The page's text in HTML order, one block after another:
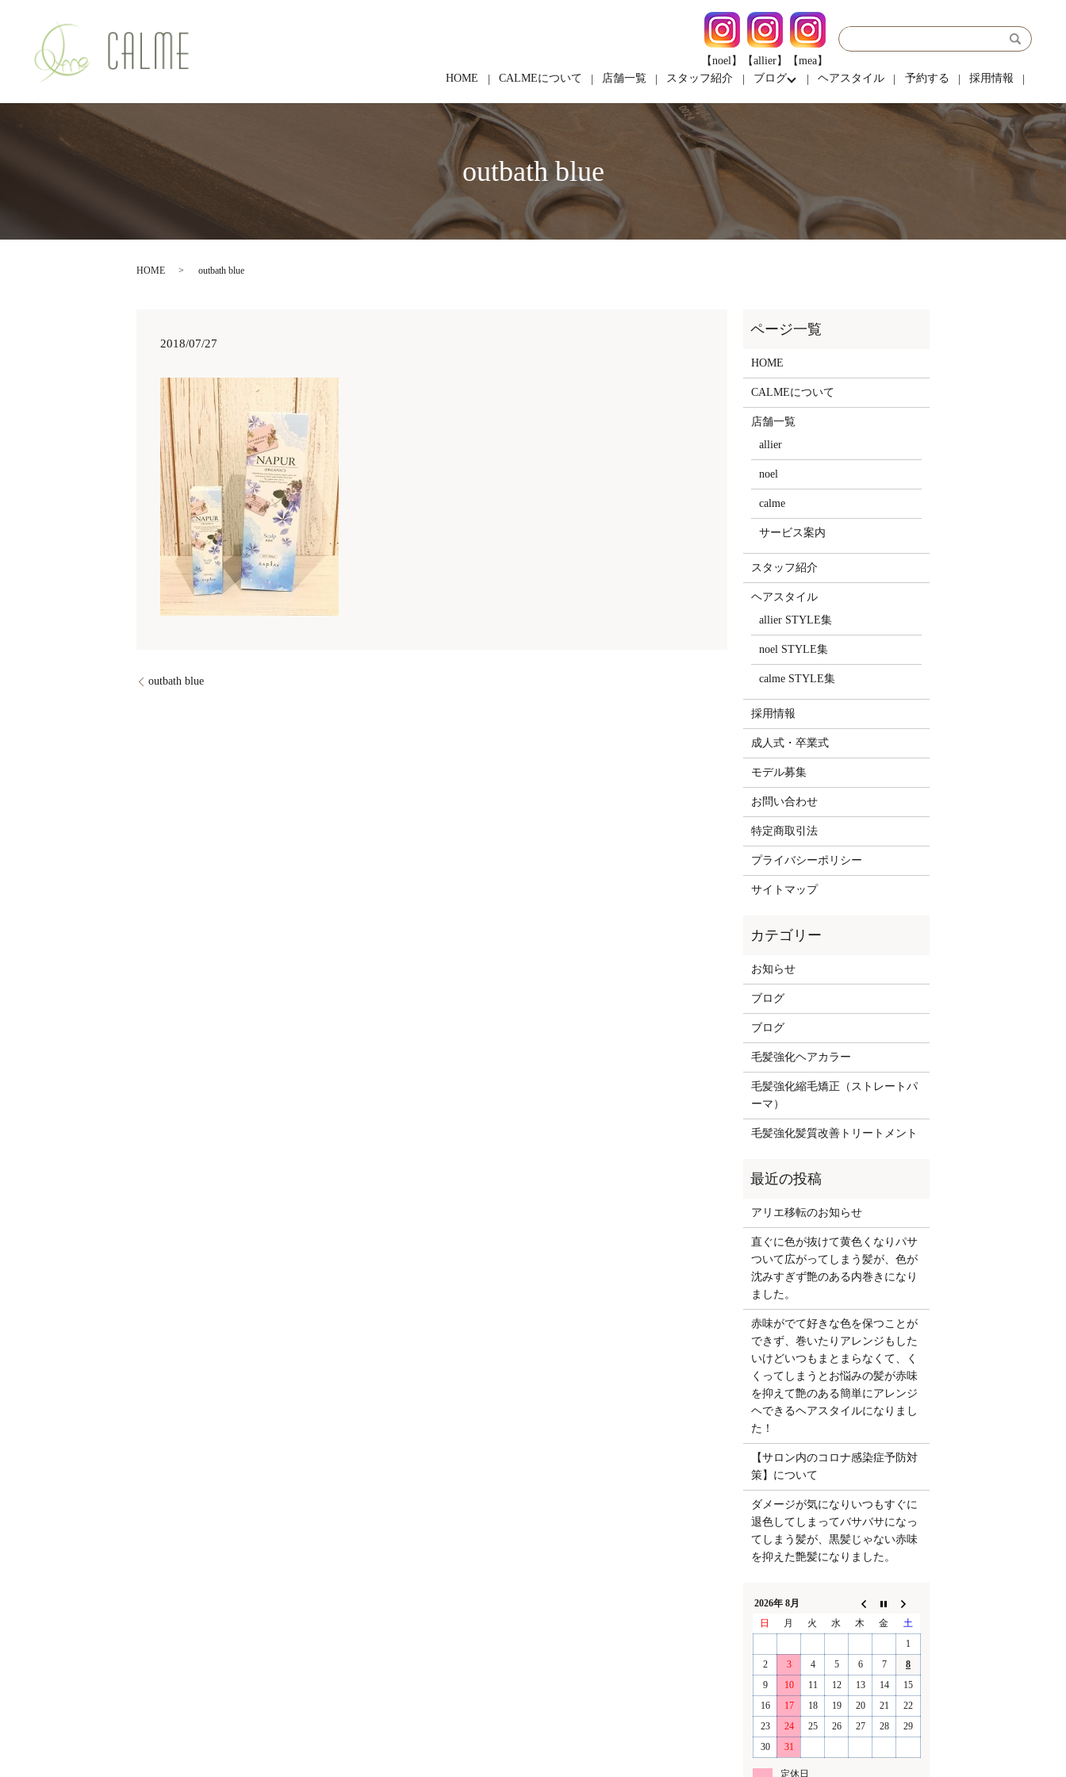
HOME CALMEについて 店舗一覧 スタッフ紹介 ブログ ヘアスタイル 予約する 採用情報
【noel】 【allier】 【mea】
outbath blue
HOME outbath blue
2018/07/27
outbath blue
HOME
CALMEについて
店舗一覧
allier
noel
calme
サービス案内
スタッフ紹介
ヘアスタイル
allier STYLE集
noel STYLE集
calme STYLE集
採用情報
成人式・卒業式
モデル募集
お問い合わせ
特定商取引法
プライバシーポリシー
サイトマップ
お知らせ
ブログ
ブログ
毛髪強化ヘアカラー
毛髪強化縮毛矯正（ストレートパ
ーマ）
毛髪強化髪質改善トリートメント
アリエ移転のお知らせ
直ぐに色が抜けて黄色くなりパサ
ついて広がってしまう髪が、色が
沈みすぎず艶のある内巻きになり
ました。
赤味がでて好きな色を保つことが
できず、巻いたりアレンジもした
いけどいつもまとまらなくて、く
くってしまうとお悩みの髪が赤味
を抑えて艶のある簡単にアレンジ
ヘできるヘアスタイルになりまし
た！
【サロン内のコロナ感染症予防対
策】について
ダメージが気になりいつもすぐに
退色してしまってバサバサになっ
てしまう髪が、黒髪じゃない赤味
を抑えた艶髪になりました。
2026年 8月
日
月 火 水 木 金
土
1
2
3 4 5 6 7
8
9
10 11 12 13 14
15
16
17 18 19 20 21
22
23
24 25 26 27 28
29
30
31
定休日